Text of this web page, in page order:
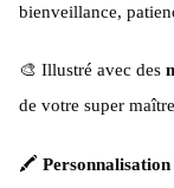
bienveillance,
🎨 Illustré avec des
de votre super
🖍